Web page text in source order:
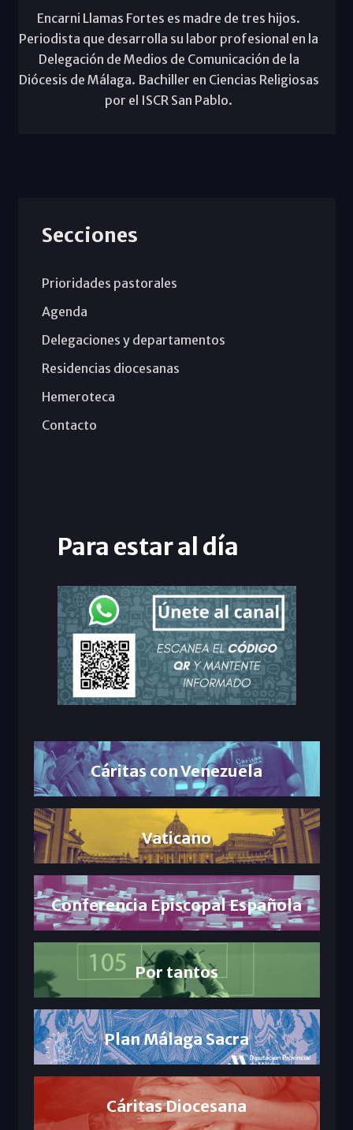
Encarni Llamas Fortes es madre de tres hijos.
Periodista que desarrolla su labor profesional en la
Delegación de Medios de Comunicación de la
Diócesis de Málaga. Bachiller en Ciencias Religiosas
por el ISCR San Pablo.
Secciones
Prioridades pastorales
Agenda
Delegaciones y departamentos
Residencias diocesanas
Hemeroteca
Contacto
Para estar al día
Cáritas con Venezuela
Vaticano
Conferencia Episcopal Española
Por tantos
Plan Málaga Sacra
Cáritas Diocesana